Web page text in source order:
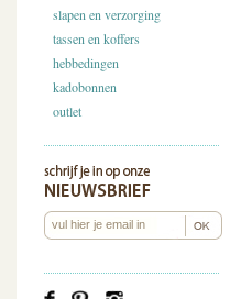
slapen en verzorging
tassen en koffers
hebbedingen
kadobonnen
outlet